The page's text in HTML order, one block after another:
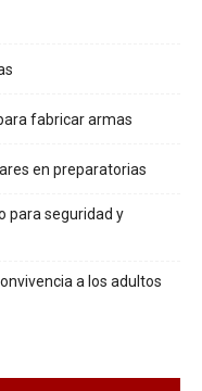
fabricar armas
en preparatorias
para seguridad y
a los adultos